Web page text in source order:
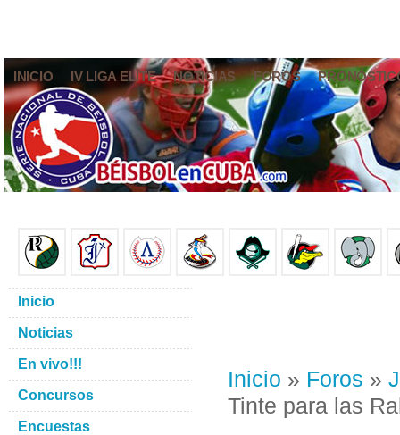
INICIO IV LIGA ELITE NOTICIAS FOROS
Inicio » Foros »
Tinte para las
Inicio
Noticias
En vivo!!!
Concursos
Encuestas